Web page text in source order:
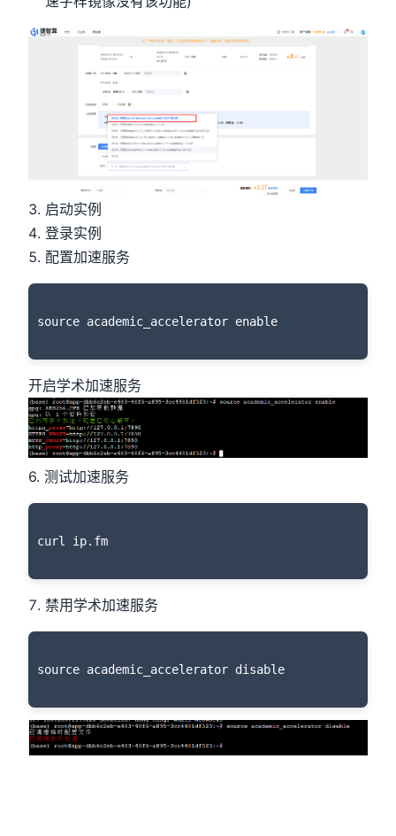
启动实例
登录实例
配置加速服务
开启学术加速服务
6. 测试加速服务
禁用学术加速服务